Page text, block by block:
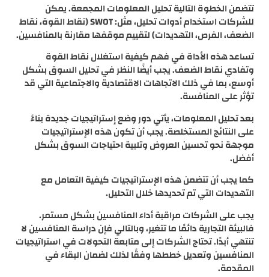
تتضمن الخطوة التالية تحليل المعلومات المجمعة. يمكن
للشركات استخدام أدوات تحليل، مثل: SWOT (نقاط القوة، نقاط
الضعف، الفرص، التهديدات) لتقييم موقفها مقارنة بالمنافسين.
تساعد هذه الأداة في فهم كيفية استغلال نقاط القوة
وتفادي نقاط الضعف. يجب أيضًا النظر في تحليل السوق بشكل
أوسع، بما في ذلك الاتجاهات الاقتصادية والاجتماعية التي قد
تؤثر على المنافسة.
بعد تحليل المعلومات، يأتي دور وضع إستراتيجيات جديدة بناءً
على النتائج المستخلصة. يجب أن تكون هذه الإستراتيجيات
موجهة نحو تحسين العروض وتلبية احتياجات السوق بشكل
أفضل.
كما يجب أن تتضمن هذه الإستراتيجيات كيفية التعامل مع
التهديدات التي تم تحديدها خلال التحليل.
يجب على الشركات مراقبة أداء المنافسين بشكل مستمر.
فالبيئة التجارية دائمًا ما تتغير، وبالتالي فإن دراسة المنافسين لا
تنتهي أبدًا. تحتاج الشركات إلى متابعة التحولات في استراتيجيات
المنافسين وتعديل خططها وفقًا لذلك لضمان البقاء في
المقدمة.